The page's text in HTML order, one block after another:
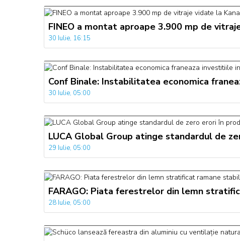
FINEO a montat aproape 3.900 mp de
30 Iulie, 16:15
Conf Binale: Instabilitatea economica
30 Iulie, 05:00
LUCA Global Group atinge standardul de
29 Iulie, 05:00
FARAGO: Piata ferestrelor din lemn
28 Iulie, 05:00